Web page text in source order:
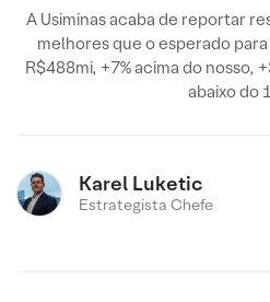
A Usiminas acaba de reportar
melhores que o esperado
R$488mi, +7% acima do nosso,
abaixo do
Karel Luketic
Estrategista Chefe